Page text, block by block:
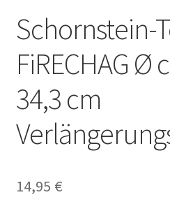
Schornstein-
FiRECHAG Ø
34,3 cm
14,95 €